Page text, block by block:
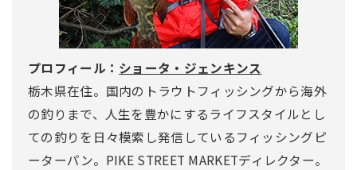
プロフィール： ショータ・ジェンキンス
栃木県在住。国内のトラウトフィッシングから海外
の釣りまで、人生を豊かにするライフスタイルとし
ての釣りを日々模索し発信しているフィッシングピ
ーターパン。PIKE STREET MARKETディレクター。